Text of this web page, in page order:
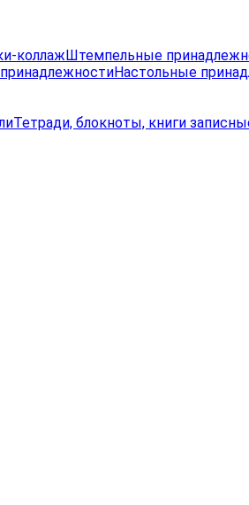
коллажШтемпельные
Настольные
Тетради, блокноты, книги